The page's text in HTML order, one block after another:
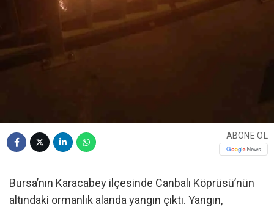
ABONE OL
Bursa’nın Karacabey ilçesinde Canbalı Köprüsü’nün
altındaki ormanlık alanda yangın çıktı. Yangın,